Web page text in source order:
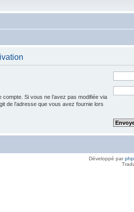
Si vous ne l’avez pas modifiée via
de l’adresse que vous avez fournie lors
Développé par